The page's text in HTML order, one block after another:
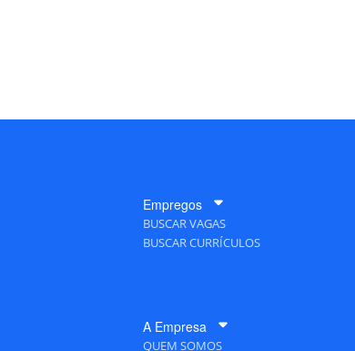
Empregos
BUSCAR VAGAS
BUSCAR CURRÍCULOS
A Empresa
QUEM SOMOS